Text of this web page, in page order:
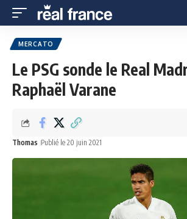
MERCATO
Le PSG sonde le Real
Raphaël Varane
Thomas Publié le 20 juin 2021